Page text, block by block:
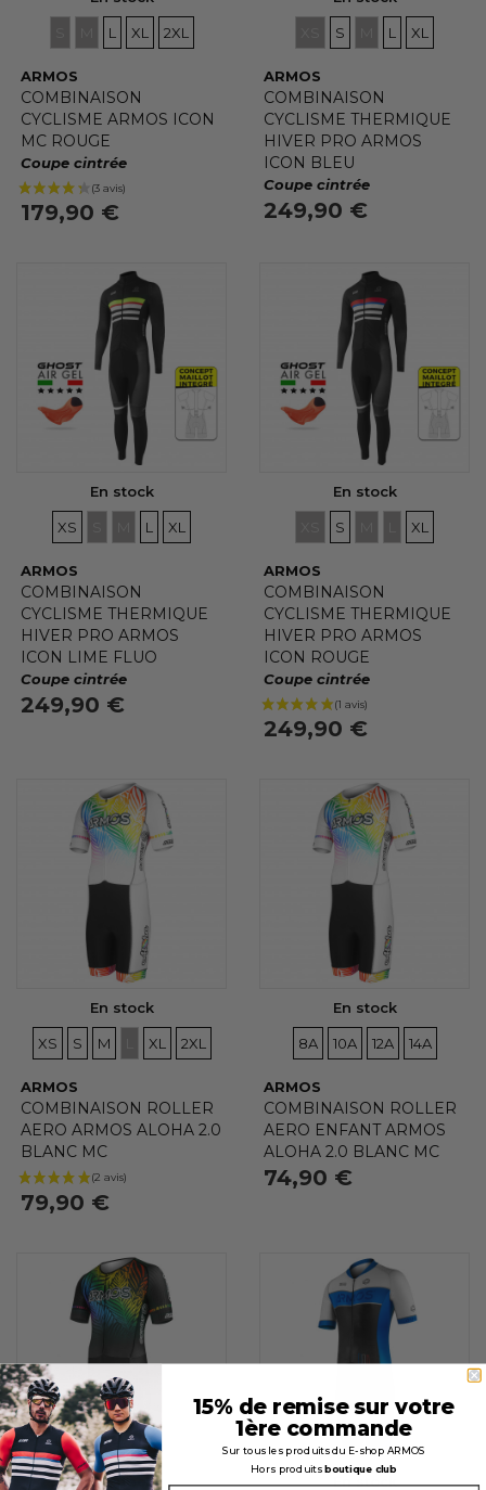
(1 avis)
TAILLES
TAILLES
TAILLES
L
TAILLES
XL
TAILLES
2XL
ARMOS
COMBINAISON
CYCLISME ARMOS ICON
MC ROUGE
Coupe cintrée
179,90 €
TAILLESTAILLES
S
TAILLES
TAILLES
L
TAILLES
XL
ARMOS
COMBINAISON
CYCLISME THERMIQUE
HIVER PRO ARMOS
ICON BLEU
Coupe cintrée
249,90 €
En stock
TAILLES
XS
TAILLES
TAILLES
TAILLES
L
TAILLES
XL
ARMOS
COMBINAISON
CYCLISME THERMIQUE
HIVER PRO ARMOS
ICON LIME FLUO
Coupe cintrée
249,90 €
En stock
TAILLESTAILLES
S
TAILLES
TAILLES
TAILLES
XL
ARMOS
COMBINAISON
CYCLISME THERMIQUE
HIVER PRO ARMOS
ICON ROUGE
Coupe cintrée
249,90 €
En stock
TAILLES
XS
TAILLES
S
TAILLES
M
TAILLES
TAILLES
XL
TAILLES
2XL
ARMOS
COMBINAISON ROLLER
AERO ARMOS ALOHA 2.0
BLANC MC
79,90 €
En stock
TAILLES
8A
TAILLES
10A
TAILLES
12A
TAILLES
14A
ARMOS
COMBINAISON ROLLER
AERO ENFANT ARMOS
ALOHA 2.0 BLANC MC
74,90 €
En stock En stock
15% de remise sur votre
1ère commande
Sur tous les produits du E-shop ARMOS
Hors produitsboutique club